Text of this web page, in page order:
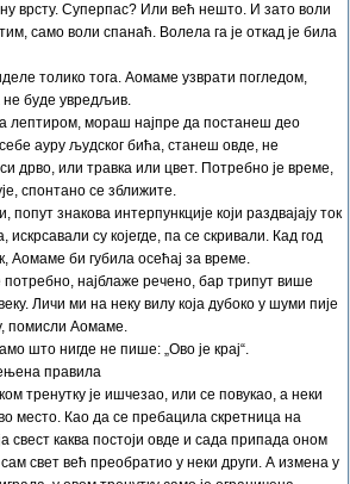
врсту. Суперпас? Или већ нешто. И зато воли
само воли спанаћ. Волела га је откад је била
толико тога. Аомаме узврати погледом,
не буде увредљив.
лептиром, мораш најпре да постанеш део
ауру људског бића, станеш овде, не
дрво, или травка или цвет. Потребно је време,
спонтано се зближите.
знакова интерпункције који раздвајају ток
искрсавали су којегде, па се скривали. Кад год
Аомаме би губила осећај за време.
потребно, најблаже речено, бар трипут више
Личи ми на неку вилу која дубоко у шуми пије
помисли Аомаме.
што нигде не пише: „Ово је крај“.
правила
тренутку је ишчезао, или се повукао, а неки
место. Као да се пребацила скретница на
свест каква постоји овде и сада припада оном
свет већ преобратио у неки други. А измена у